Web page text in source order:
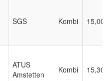
SGS Kombi 15,000
ATUS
Amstetten
Kombi 15,300